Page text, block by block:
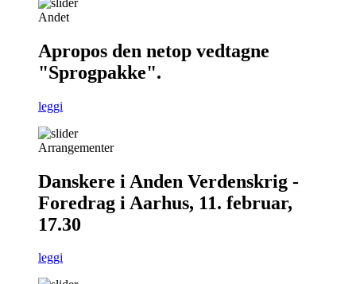
Andet
Apropos den netop vedtagne
"Sprogpakke".
leggi
Arrangementer
Danskere i Anden Verdenskrig -
Foredrag i Aarhus, 11. februar,
17.30
leggi